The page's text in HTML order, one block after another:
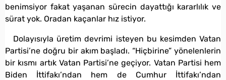
benimsiyor fakat yaşanan sürecin dayattığı kararlılık ve
sürat yok. Oradan kaçanlar hız istiyor.
Dolayısıyla üretim devrimi isteyen bu kesimden Vatan
Partisi’ne doğru bir akım başladı. “Hiçbirine” yönelenlerin
bir kısmı artık Vatan Partisi’ne geçiyor. Vatan Partisi hem
Biden İttifakı’ndan hem de Cumhur İttifakı’ndan